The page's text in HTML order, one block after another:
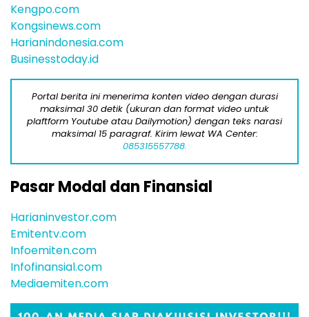
Kengpo.com
Kongsinews.com
Harianindonesia.com
Businesstoday.id
Portal berita ini menerima konten video dengan durasi
maksimal 30 detik (ukuran dan format video untuk
plaftform Youtube atau Dailymotion) dengan teks narasi
maksimal 15 paragraf. Kirim lewat WA Center:
085315557788.
Pasar Modal dan Finansial
Harianinvestor.com
Emitentv.com
Infoemiten.com
Infofinansial.com
Mediaemiten.com